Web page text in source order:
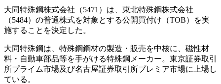
大同特殊鋼株式会社（5471）は、東北特殊鋼株式会社
（5484）の普通株式を対象とする公開買付け（TOB）を実
施することを決定した。
大同特殊鋼は、特殊鋼鋼材の製造・販売を中核に、磁性材
料・自動車部品等を手がける特殊鋼メーカー。東京証券取引
所プライム市場及び名古屋証券取引所プレミア市場に上場し
ている。